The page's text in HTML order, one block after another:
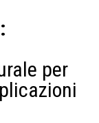
per